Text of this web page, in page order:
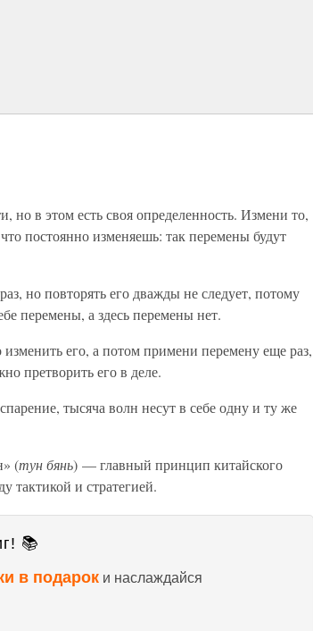
в этом есть своя определенность. Измени то,
постоянно изменяешь: так перемены будут
но повторять его дважды не следует, потому
перемены, а здесь перемены нет.
его, а потом примени перемену еще раз,
претворить его в деле.
тысяча волн несут в себе одну и ту же
(тун бянь) — главный принцип китайского
тактикой и стратегией.
📚
в подарок и наслаждайся